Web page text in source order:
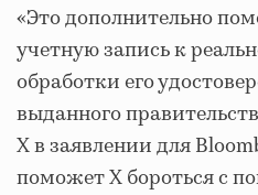
«Это дополнительно
учетную запись к
обработки его
выданного
X в заявлении для
поможет X бороться с